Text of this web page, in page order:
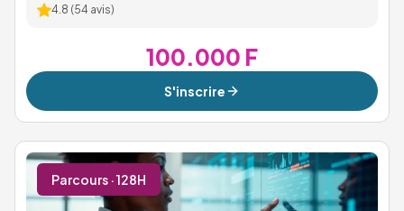
4.8 (54 avis)
100.000 F
S'inscrire
Parcours · 128H